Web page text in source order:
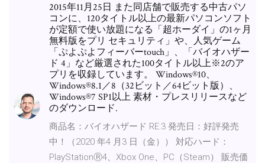
2015年11月25日 また同店舗で販売する中古パソ
コンに、120タイトル以上の最新パソコンソフト
が定額で使い放題になる「超ホーダイ」の1ヶ月
無料版をプリ セキュリティ」や、人気ゲーム
「ぷよぷよフィーバーtouch」、「バイオハザー
ド 4」など厳選された100タイトル以上※2のア
プリを収録しています。 Windows®10、
Windows®8.1／8（32ビット／64ビット版）、
Windows®7 SP1以上 素材・プレスリリースなど
のダウンロード.
商品名：バイオハザード RE:3 発売日：好評発売
中！（2020 年4 月3 日（金）） 対応ハード：
PlayStationⓇ4、Xbox One、PC（Steam） 販売価